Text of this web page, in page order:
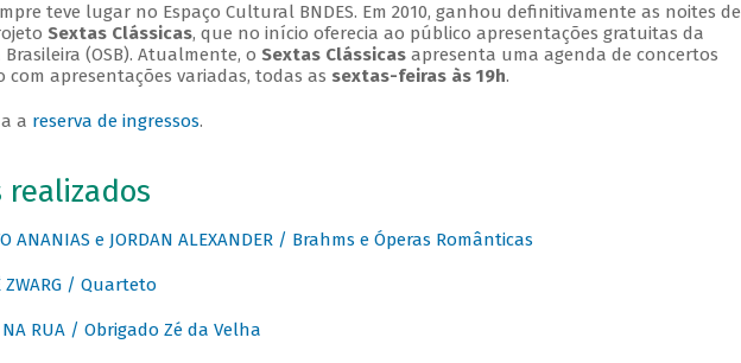
teve lugar no Espaço Cultural BNDES. Em 2010, ganhou definitivamente as noites de
Sextas Clássicas, que no início oferecia ao público apresentações gratuitas da
(OSB). Atualmente, o Sextas Clássicasapresenta uma agenda de concertos
com apresentações variadas, todas as sextas-feiras às 19h.
a reserva de ingressos.
realizados
ANANIAS e JORDAN ALEXANDER / Brahms e Óperas Românticas
ZWARG / Quarteto
NA RUA / Obrigado Zé da Velha